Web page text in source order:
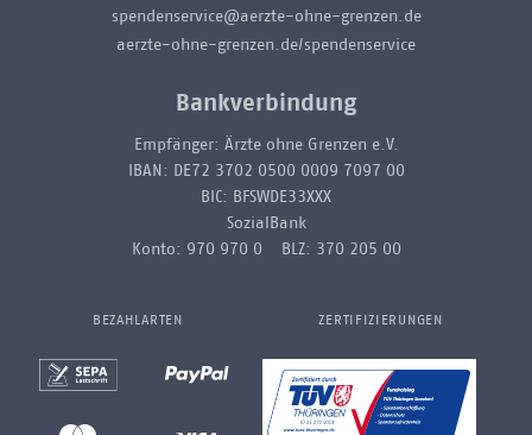
spendenservice@aerzte-ohne-grenzen.de
aerzte-ohne-grenzen.de/spendenservice
Bankverbindung
Empfänger: Ärzte ohne Grenzen e.V.
IBAN: DE72 3702 0500 0009 7097 00
BIC: BFSWDE33XXX
SozialBank
Konto: 970 970 0 BLZ: 370 205 00
BEZAHLARTEN ZERTIFIZIERUNGEN